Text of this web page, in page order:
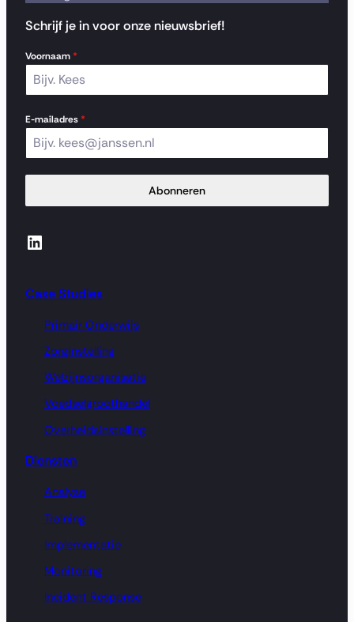
Schrijf je in voor onze nieuwsbrief!
Voornaam *
E-mailadres *
Abonneren
LinkedIn
Case Studies
Primair Onderwijs
Zorginstelling
Welzijnsorganisatie
Voedselgroothandel
Overheidsinstelling
Diensten
Analyse
Training
Implementatie
Monitoring
Incident Response